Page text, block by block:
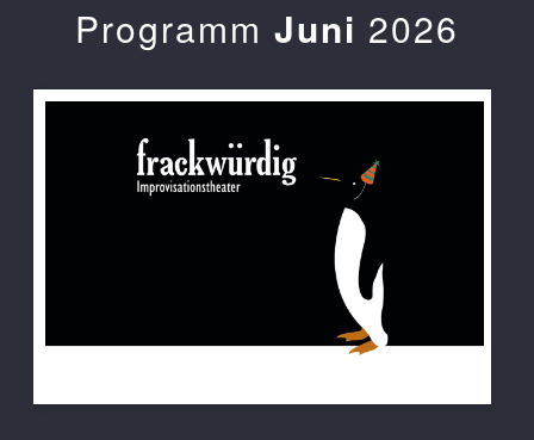
Programm Juni 2026